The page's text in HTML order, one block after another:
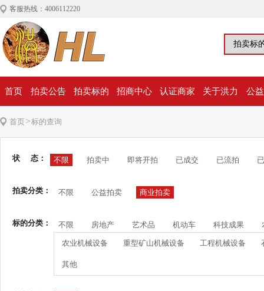
客服热线：4006112220
首页 拍卖公告 拍卖标的 招商中心 认证商家 关于洪力 公
首页>标的查询
状 态： 不限 拍卖中 即将开拍 已成交 已流拍
拍卖分类： 不限 公益拍卖 商业拍卖
标的分类： 不限 房地产 艺术品 机动车 科技成果
农业机械设备 重型矿山机械设备 工程机械设备
其他